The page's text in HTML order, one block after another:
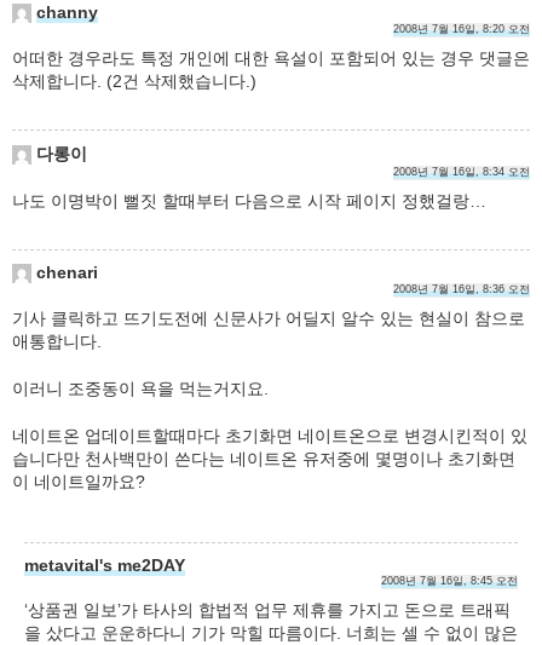
channy
2008년 7월 16일, 8:20 오전
어떠한 경우라도 특정 개인에 대한 욕설이 포함되어 있는 경우 댓글은
삭제합니다. (2건 삭제했습니다.)
다롱이
2008년 7월 16일, 8:34 오전
나도 이명박이 뻘짓 할때부터 다음으로 시작 페이지 정했걸랑…
chenari
2008년 7월 16일, 8:36 오전
기사 클릭하고 뜨기도전에 신문사가 어딜지 알수 있는 현실이 참으로
애통합니다.
이러니 조중동이 욕을 먹는거지요.
네이트온 업데이트할때마다 초기화면 네이트온으로 변경시킨적이 있
습니다만 천사백만이 쓴다는 네이트온 유저중에 몇명이나 초기화면
이 네이트일까요?
metavital's me2DAY
2008년 7월 16일, 8:45 오전
‘상품권 일보’가 타사의 합법적 업무 제휴를 가지고 돈으로 트래픽
을 샀다고 운운하다니 기가 막힐 따름이다. 너희는 셀 수 없이 많은